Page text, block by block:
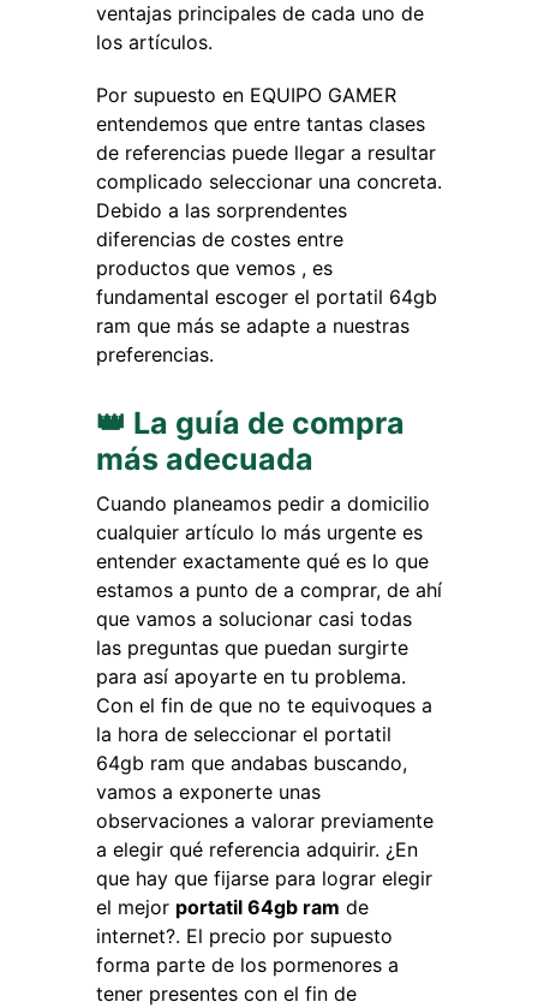
ventajas principales de cada uno de
los artículos.
Por supuesto en EQUIPO GAMER
entendemos que entre tantas clases
de referencias puede llegar a resultar
complicado seleccionar una concreta.
Debido a las sorprendentes
diferencias de costes entre
productos que vemos , es
fundamental escoger el portatil 64gb
ram que más se adapte a nuestras
preferencias.
👑 La guía de compra
más adecuada
Cuando planeamos pedir a domicilio
cualquier artículo lo más urgente es
entender exactamente qué es lo que
estamos a punto de a comprar, de ahí
que vamos a solucionar casi todas
las preguntas que puedan surgirte
para así apoyarte en tu problema.
Con el fin de que no te equivoques a
la hora de seleccionar el portatil
64gb ram que andabas buscando,
vamos a exponerte unas
observaciones a valorar previamente
a elegir qué referencia adquirir. ¿En
que hay que fijarse para lograr elegir
el mejor portatil 64gb ram de
internet?. El precio por supuesto
forma parte de los pormenores a
tener presentes con el fin de